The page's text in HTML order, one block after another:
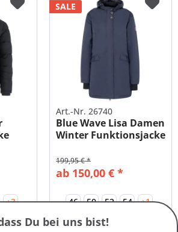
+3
+1
SALE
Art.-Nr. 26740
Blue Wave Lisa Damen
Winter Funktionsjacke
ab 150,00 € *
199,95 € *
46 50 52 54 +1
Du bei uns bist!